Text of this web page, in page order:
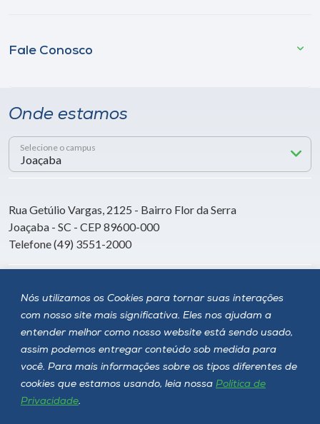
Nós utilizamos os Cookies para tornar suas interações
com nosso site mais significativa. Eles nos ajudam a
entender melhor como nosso website está sendo usado,
assim podemos entregar conteúdo sob medida para
você. Para mais informações sobre os tipos diferentes de
cookies que estamos usando, leia nossa Política de
Privacidade.
Fale Conosco
Onde estamos
Selecione o campus
Rua Getúlio Vargas, 2125 - Bairro Flor da Serra
Joaçaba - SC - CEP 89600-000
Telefone (49) 3551-2000
Siga a Unoesc